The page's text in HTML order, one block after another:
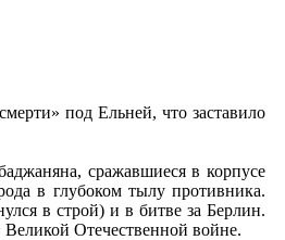
под Ельней, что заставило
сражавшиеся в корпусе
в глубоком тылу противника.
в строй) и в битве за Берлин.
Отечественной войне.